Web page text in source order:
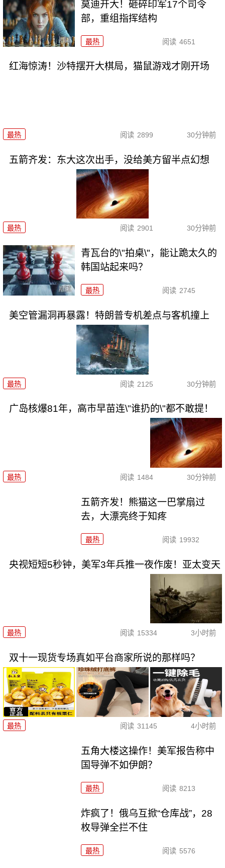
莫迪开大！砸碎印军17个司令
部，重组指挥结构
最热 阅读 4651
红海惊涛！沙特摆开大棋局，猫鼠游戏才刚开场
最热 阅读 2899 30分钟前
五箭齐发：东大这次出手，没给美方留半点幻想
最热 阅读 2901 30分钟前
青瓦台的\"拍桌\"，能让跪太久的
韩国站起来吗？
最热 阅读 2745
美空管漏洞再暴露！特朗普专机差点与客机撞上
最热 阅读 2125 30分钟前
广岛核爆81年，高市早苗连\"谁扔的\"都不敢提！
最热 阅读 1484 30分钟前
五箭齐发！熊猫这一巴掌扇过
去，大漂亮终于知疼
最热 阅读 19932
央视短短5秒钟，美军3年兵推一夜作废！亚太变天
最热 阅读 15334 3小时前
双十一现货专场真如平台商家所说的那样吗？
最热 阅读 31145 4小时前
五角大楼这操作！美军报告称中
国导弹不如伊朗？
最热 阅读 8213
炸疯了！俄乌互掀“仓库战”，28
枚导弹全拦不住
最热 阅读 5576